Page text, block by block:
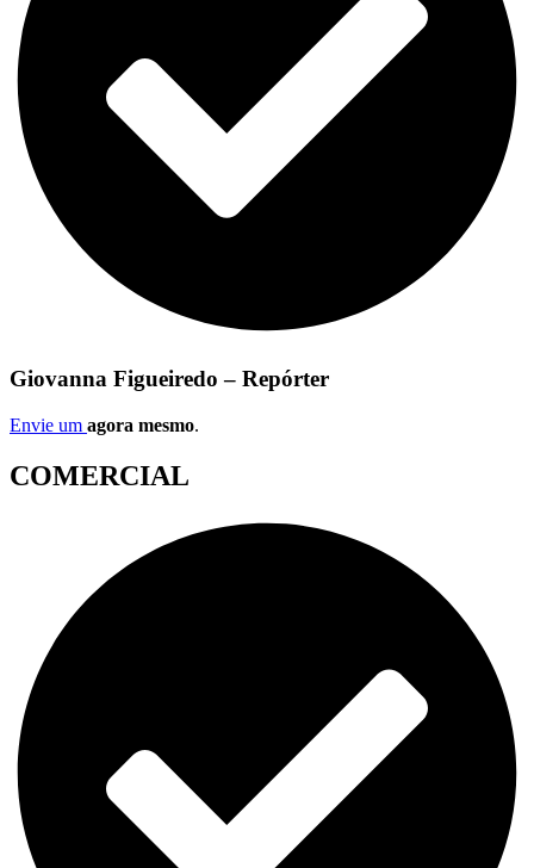
Giovanna Figueiredo – Repórter
Envie um agora mesmo.
COMERCIAL